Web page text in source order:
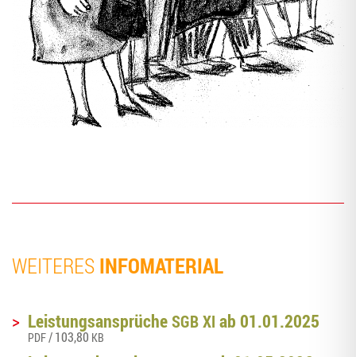
WEI­TE­RES INFOMATERIAL
> Leis­tungs­an­sprü­cheSGBXI ab 01.01.2025
PDF/ 103,80 KB